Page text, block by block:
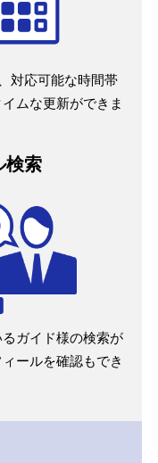
対応可能な時間帯
ムな更新ができま
検索
ガイド様の検索が
ールを確認もでき